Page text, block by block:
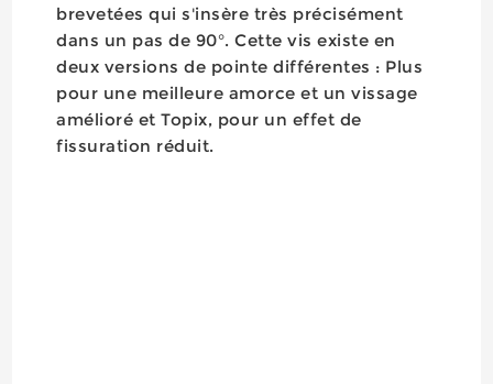
brevetées qui s'insère très précisément
dans un pas de 90°. Cette vis existe en
deux versions de pointe différentes : Plus
pour une meilleure amorce et un vissage
amélioré et Topix, pour un effet de
fissuration réduit.